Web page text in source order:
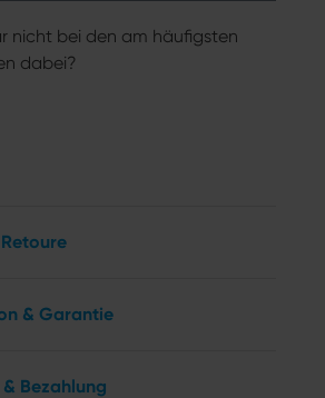
nicht bei den am häufigsten
dabei?
& Garantie
Bezahlung